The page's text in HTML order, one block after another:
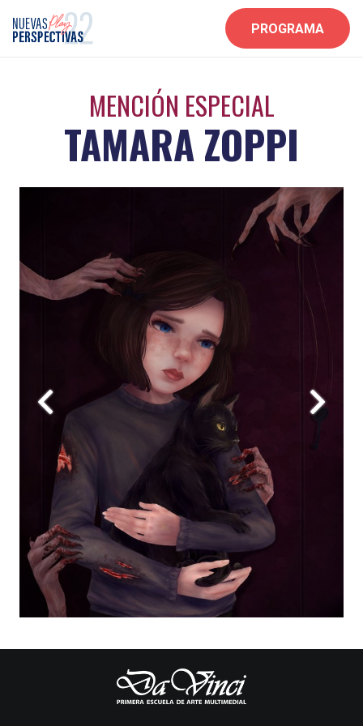
PROGRAMA
MENCIÓN ESPECIAL
TAMARA ZOPPI